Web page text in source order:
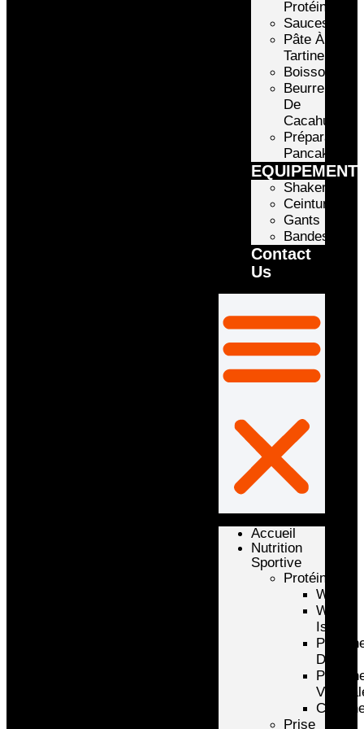
Protéinée
Sauces
Pâte À
Tartiner
Boissons
Beurre
De
Cacahuète
Préparation
Pancake
Shakers
Ceintures
Gants
Bandes
Contact
Us
Accueil
Nutrition
Sportive
Protéines
Whey
Whey
Isolate
D’oeuf
Prise